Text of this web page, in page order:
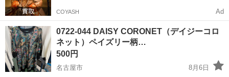
COYASH Ad
0722-044 DAISY CORONET（デイジーコロ
ネット）ペイズリー柄…
500円
名古屋市
8月6日